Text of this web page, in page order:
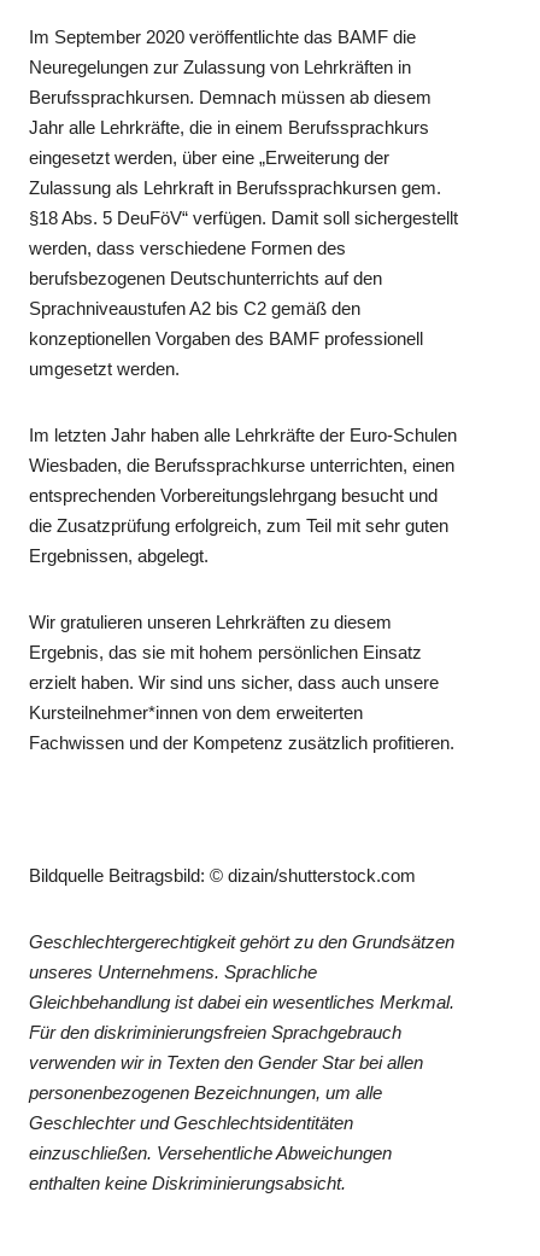
Im September 2020 veröffentlichte das BAMF die
Neuregelungen zur Zulassung von Lehrkräften in
Berufssprachkursen. Demnach müssen ab diesem
Jahr alle Lehrkräfte, die in einem Berufssprachkurs
eingesetzt werden, über eine „Erweiterung der
Zulassung als Lehrkraft in Berufssprachkursen gem.
§18 Abs. 5 DeuFöV“ verfügen. Damit soll sichergestellt
werden, dass verschiedene Formen des
berufsbezogenen Deutschunterrichts auf den
Sprachniveaustufen A2 bis C2 gemäß den
konzeptionellen Vorgaben des BAMF professionell
umgesetzt werden.
Im letzten Jahr haben alle Lehrkräfte der Euro-Schulen
Wiesbaden, die Berufssprachkurse unterrichten, einen
entsprechenden Vorbereitungslehrgang besucht und
die Zusatzprüfung erfolgreich, zum Teil mit sehr guten
Ergebnissen, abgelegt.
Wir gratulieren unseren Lehrkräften zu diesem
Ergebnis, das sie mit hohem persönlichen Einsatz
erzielt haben. Wir sind uns sicher, dass auch unsere
Kursteilnehmer*innen von dem erweiterten
Fachwissen und der Kompetenz zusätzlich profitieren.
Bildquelle Beitragsbild: © dizain/shutterstock.com
Geschlechtergerechtigkeit gehört zu den Grundsätzen
unseres Unternehmens. Sprachliche
Gleichbehandlung ist dabei ein wesentliches Merkmal.
Für den diskriminierungsfreien Sprachgebrauch
verwenden wir in Texten den Gender Star bei allen
personenbezogenen Bezeichnungen, um alle
Geschlechter und Geschlechtsidentitäten
einzuschließen. Versehentliche Abweichungen
enthalten keine Diskriminierungsabsicht.